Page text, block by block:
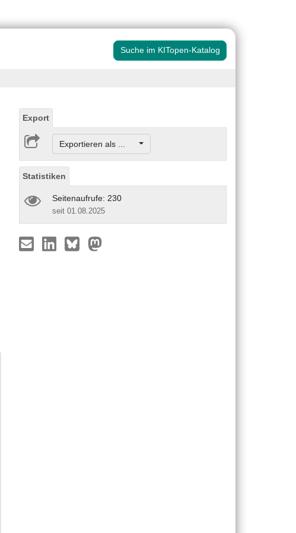
Suche im KITopen-Katalog
Export
Exportieren als ...
Statistiken
Seitenaufrufe: 230
seit 01.08.2025